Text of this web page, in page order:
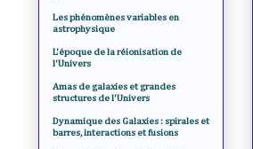
Les phénomènes variables en
astrophysique
L'époque de la réionisation de
l'Univers
Amas de galaxies et grandes
structures de l'Univers
Dynamique des Galaxies : spirales et
barres, interactions et fusions